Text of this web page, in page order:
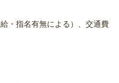
給・指名有無による）、交通費